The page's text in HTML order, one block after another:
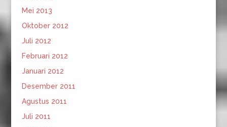
Mei 2013
Oktober 2012
Juli 2012
Februari 2012
Januari 2012
Desember 2011
Agustus 2011
Juli 2011